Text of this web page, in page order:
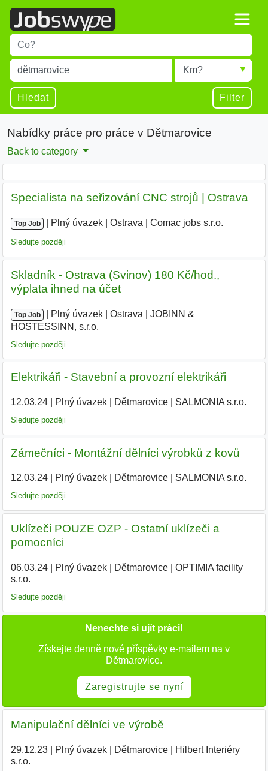
Title
Type 1 or more characters for results.
Místo
Type 1 or more characters for results.
Radius
Hledat Filter
Nabídky práce pro práce v Dětmarovice
Back to category
Specialista na seřizování CNC strojů | Ostrava
Top Job Plný úvazek Ostrava Comac jobs s.r.o.
Sledujte později
Skladník - Ostrava (Svinov) 180 Kč/hod.,
výplata ihned na účet
Top Job Plný úvazek Ostrava
JOBINN &
HOSTESSINN, s.r.o.
Sledujte později
Elektrikáři - Stavební a provozní elektrikáři
12.03.24| Plný úvazek| Dětmarovice| SALMONIA s.r.o.
Sledujte později
Zámečníci - Montážní dělníci výrobků z kovů
12.03.24| Plný úvazek| Dětmarovice| SALMONIA s.r.o.
Sledujte později
Uklízeči POUZE OZP - Ostatní uklízeči a
pomocníci
06.03.24| Plný úvazek| Dětmarovice|
OPTIMIA facility
s.r.o.
Sledujte později
Nenechte si ujít práci!
Získejte denně nové příspěvky e-mailem na v
Dětmarovice.
Zaregistrujte se nyní
Manipulační dělníci ve výrobě
29.12.23| Plný úvazek| Dětmarovice|
Hilbert Interiéry
s.r.o.